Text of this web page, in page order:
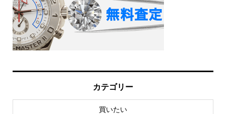
カテゴリー
買いたい